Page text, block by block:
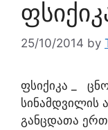
25/10/2014 by
ფსიქიკა _
სინამდვილის
განცდათა